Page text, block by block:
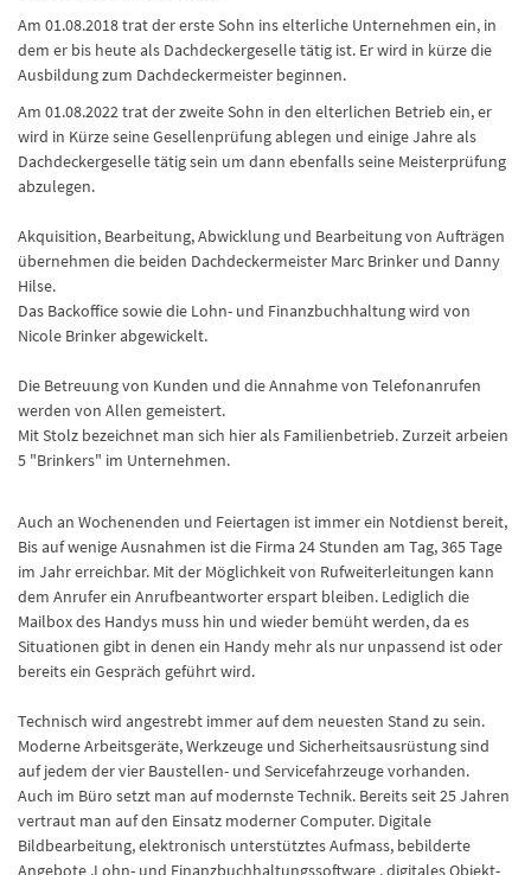
Am 01.08.2018 trat der erste Sohn ins elterliche Unternehmen ein, in
dem er bis heute als Dachdeckergeselle tätig ist. Er wird in kürze die
Ausbildung zum Dachdeckermeister beginnen.
Am 01.08.2022 trat der zweite Sohn in den elterlichen Betrieb ein, er
wird in Kürze seine Gesellenprüfung ablegen und einige Jahre als
Dachdeckergeselle tätig sein um dann ebenfalls seine Meisterprüfung
abzulegen.
Akquisition, Bearbeitung, Abwicklung und Bearbeitung von Aufträgen
übernehmen die beiden Dachdeckermeister Marc Brinker und Danny
Hilse.
Das Backoffice sowie die Lohn- und Finanzbuchhaltung wird von
Nicole Brinker abgewickelt.
Die Betreuung von Kunden und die Annahme von Telefonanrufen
werden von Allen gemeistert.
Mit Stolz bezeichnet man sich hier als Familienbetrieb. Zurzeit arbeien
5 "Brinkers" im Unternehmen.
Auch an Wochenenden und Feiertagen ist immer ein Notdienst bereit,
Bis auf wenige Ausnahmen ist die Firma 24 Stunden am Tag, 365 Tage
im Jahr erreichbar. Mit der Möglichkeit von Rufweiterleitungen kann
dem Anrufer ein Anrufbeantworter erspart bleiben. Lediglich die
Mailbox des Handys muss hin und wieder bemüht werden, da es
Situationen gibt in denen ein Handy mehr als nur unpassend ist oder
bereits ein Gespräch geführt wird.
Technisch wird angestrebt immer auf dem neuesten Stand zu sein.
Moderne Arbeitsgeräte, Werkzeuge und Sicherheitsausrüstung sind
auf jedem der vier Baustellen- und Servicefahrzeuge vorhanden.
Auch im Büro setzt man auf modernste Technik. Bereits seit 25 Jahren
vertraut man auf den Einsatz moderner Computer. Digitale
Bildbearbeitung, elektronisch unterstütztes Aufmass, bebilderte
Angebote ,Lohn- und Finanzbuchhaltungssoftware , digitales Objekt-